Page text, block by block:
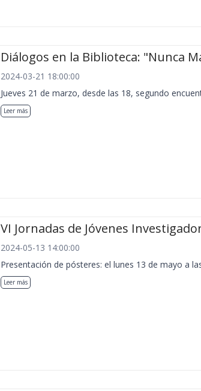
Diálogos en la Biblioteca: "Nunca
2024-03-21 18:00:00
Jueves 21 de marzo, desde las 18, segundo
Leer más
VI Jornadas de Jóvenes
2024-05-13 14:00:00
Presentación de pósteres: el lunes 13 de mayo a
Leer más